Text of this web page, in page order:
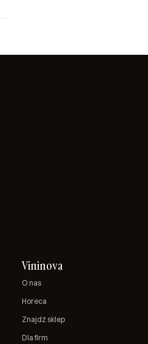
Vininova
O nas
Horeca
Znajdź sklep
Dla firm